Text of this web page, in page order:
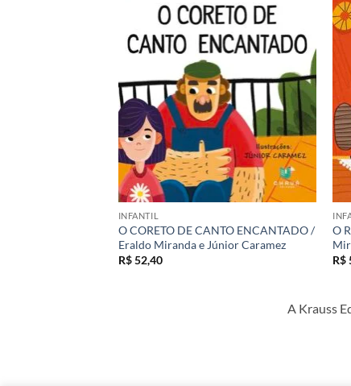
Adicionar
aos meus
INFANTIL
O CORETO DE CANTO ENCANTADO /
Eraldo Miranda e Júnior Caramez
R$52,40
O
R$
A Krauss